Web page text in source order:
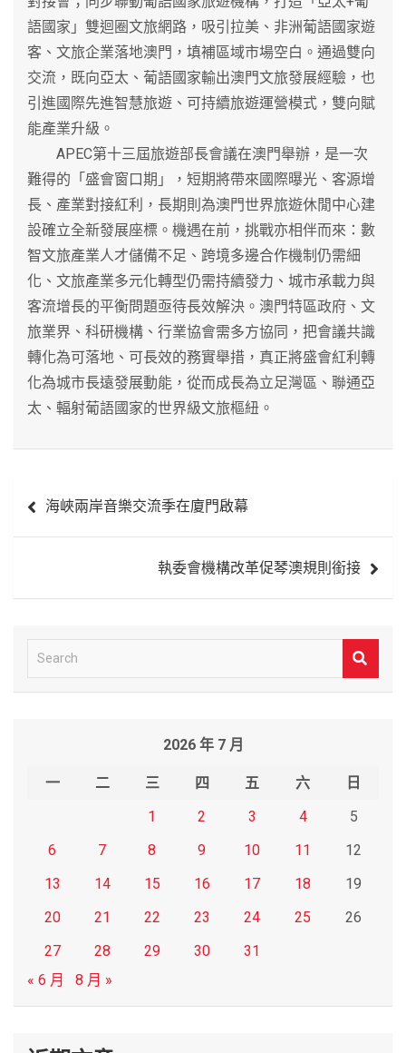
語國家」雙迴圈文旅網路，吸引拉美、非洲葡語國家遊
客、文旅企業落地澳門，填補區域市場空白。通過雙向
交流，既向亞太、葡語國家輸出澳門文旅發展經驗，也
引進國際先進智慧旅遊、可持續旅遊運營模式，雙向賦
能產業升級。
APEC第十三屆旅遊部長會議在澳門舉辦，是一次
難得的「盛會窗口期」，短期將帶來國際曝光、客源增
長、產業對接紅利，長期則為澳門世界旅遊休閒中心建
設確立全新發展座標。機遇在前，挑戰亦相伴而來：數
智文旅產業人才儲備不足、跨境多邊合作機制仍需細
化、文旅產業多元化轉型仍需持續發力、城市承載力與
客流增長的平衡問題亟待長效解決。澳門特區政府、文
旅業界、科研機構、行業協會需多方協同，把會議共識
轉化為可落地、可長效的務實舉措，真正將盛會紅利轉
化為城市長遠發展動能，從而成長為立足灣區、聯通亞
太、輻射葡語國家的世界級文旅樞紐。
章
海峽兩岸音樂交流季在廈門啟幕
執委會機構改革促琴澳規則銜接
e
2026 年 7 月
一 二 三 四 五 六
日
1
2 3 4
5
6
7 8 9 10 11
12
13
14 15 16 17 18
19
20
21 22 23 24 25
26
27
28 29 30
31
« 6 月
8 月 »